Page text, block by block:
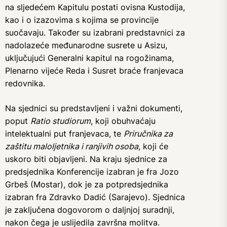
na sljedećem Kapitulu postati ovisna Kustodija,
kao i o izazovima s kojima se provincije
suočavaju. Također su izabrani predstavnici za
nadolazeće međunarodne susrete u Asizu,
uključujući Generalni kapitul na rogožinama,
Plenarno vijeće Reda i Susret braće franjevaca
redovnika.
Na sjednici su predstavljeni i važni dokumenti,
poput Ratio studiorum, koji obuhvaćaju
intelektualni put franjevaca, te Priručnika za
zaštitu maloljetnika i ranjivih osoba, koji će
uskoro biti objavljeni. Na kraju sjednice za
predsjednika Konferencije izabran je fra Jozo
Grbeš (Mostar), dok je za potpredsjednika
izabran fra Zdravko Dadić (Sarajevo). Sjednica
je zaključena dogovorom o daljnjoj suradnji,
nakon čega je uslijedila završna molitva.